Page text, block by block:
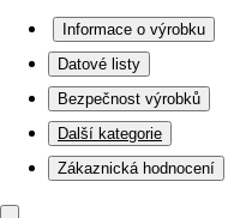
Informace o výrobku
Datové listy
Bezpečnost výrobků
Další kategorie
Zákaznická hodnocení